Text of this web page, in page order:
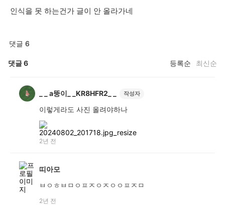
인식을 못 하는건가 글이 안 올라가네
댓글 6
댓글6 등록순 최신순
_ _ a뚱이_ _KR8HFR2_ _ 작성자
이렇게라도 사진 올려야하나
2년 전
띠아모
ㅂㅇㅎㅂㅁㅇㅍㅈㅇㅈㅇㅇㅍㅈㅁ
2년 전